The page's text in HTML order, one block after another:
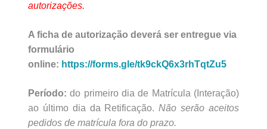
autorizações.
A ficha de autorização deverá ser entregue via
formulário
online: https://forms.gle/tk9ckQ6x3rhTqtZu5
Período: do primeiro dia de Matrícula (Interação)
ao último dia da Retificação.Não serão aceitos
pedidos de matrícula fora do prazo.